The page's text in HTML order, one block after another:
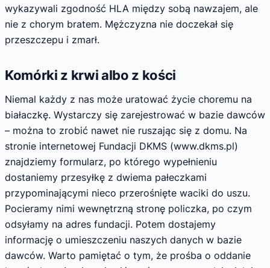
wykazywali zgodność HLA między sobą nawzajem, ale
nie z chorym bratem. Mężczyzna nie doczekał się
przeszczepu i zmarł.
Komórki z krwi albo z kości
Niemal każdy z nas może uratować życie choremu na
białaczkę. Wystarczy się zarejestrować w bazie dawców
– można to zrobić nawet nie ruszając się z domu. Na
stronie internetowej Fundacji DKMS (www.dkms.pl)
znajdziemy formularz, po którego wypełnieniu
dostaniemy przesyłkę z dwiema pałeczkami
przypominającymi nieco przerośnięte waciki do uszu.
Pocieramy nimi wewnętrzną stronę policzka, po czym
odsyłamy na adres fundacji. Potem dostajemy
informację o umieszczeniu naszych danych w bazie
dawców. Warto pamiętać o tym, że prośba o oddanie